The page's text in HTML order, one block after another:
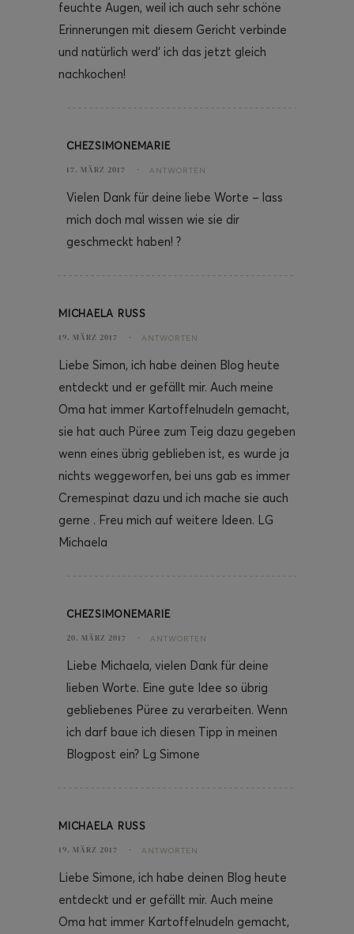
feuchte Augen, weil ich auch sehr schöne
Erinnerungen mit diesem Gericht verbinde
und natürlich werd‘ ich das jetzt gleich
nachkochen!
CHEZSIMONEMARIE
17. MÄRZ 2017 ANTWORTEN
Vielen Dank für deine liebe Worte – lass
mich doch mal wissen wie sie dir
geschmeckt haben! ?
MICHAELA RUSS
19. MÄRZ 2017 ANTWORTEN
Liebe Simon, ich habe deinen Blog heute
entdeckt und er gefällt mir. Auch meine
Oma hat immer Kartoffelnudeln gemacht,
sie hat auch Püree zum Teig dazu gegeben
wenn eines übrig geblieben ist, es wurde ja
nichts weggeworfen, bei uns gab es immer
Cremespinat dazu und ich mache sie auch
gerne . Freu mich auf weitere Ideen. LG
Michaela
CHEZSIMONEMARIE
20. MÄRZ 2017 ANTWORTEN
Liebe Michaela, vielen Dank für deine
lieben Worte. Eine gute Idee so übrig
gebliebenes Püree zu verarbeiten. Wenn
ich darf baue ich diesen Tipp in meinen
Blogpost ein? Lg Simone
MICHAELA RUSS
19. MÄRZ 2017 ANTWORTEN
Liebe Simone, ich habe deinen Blog heute
entdeckt und er gefällt mir. Auch meine
Oma hat immer Kartoffelnudeln gemacht,